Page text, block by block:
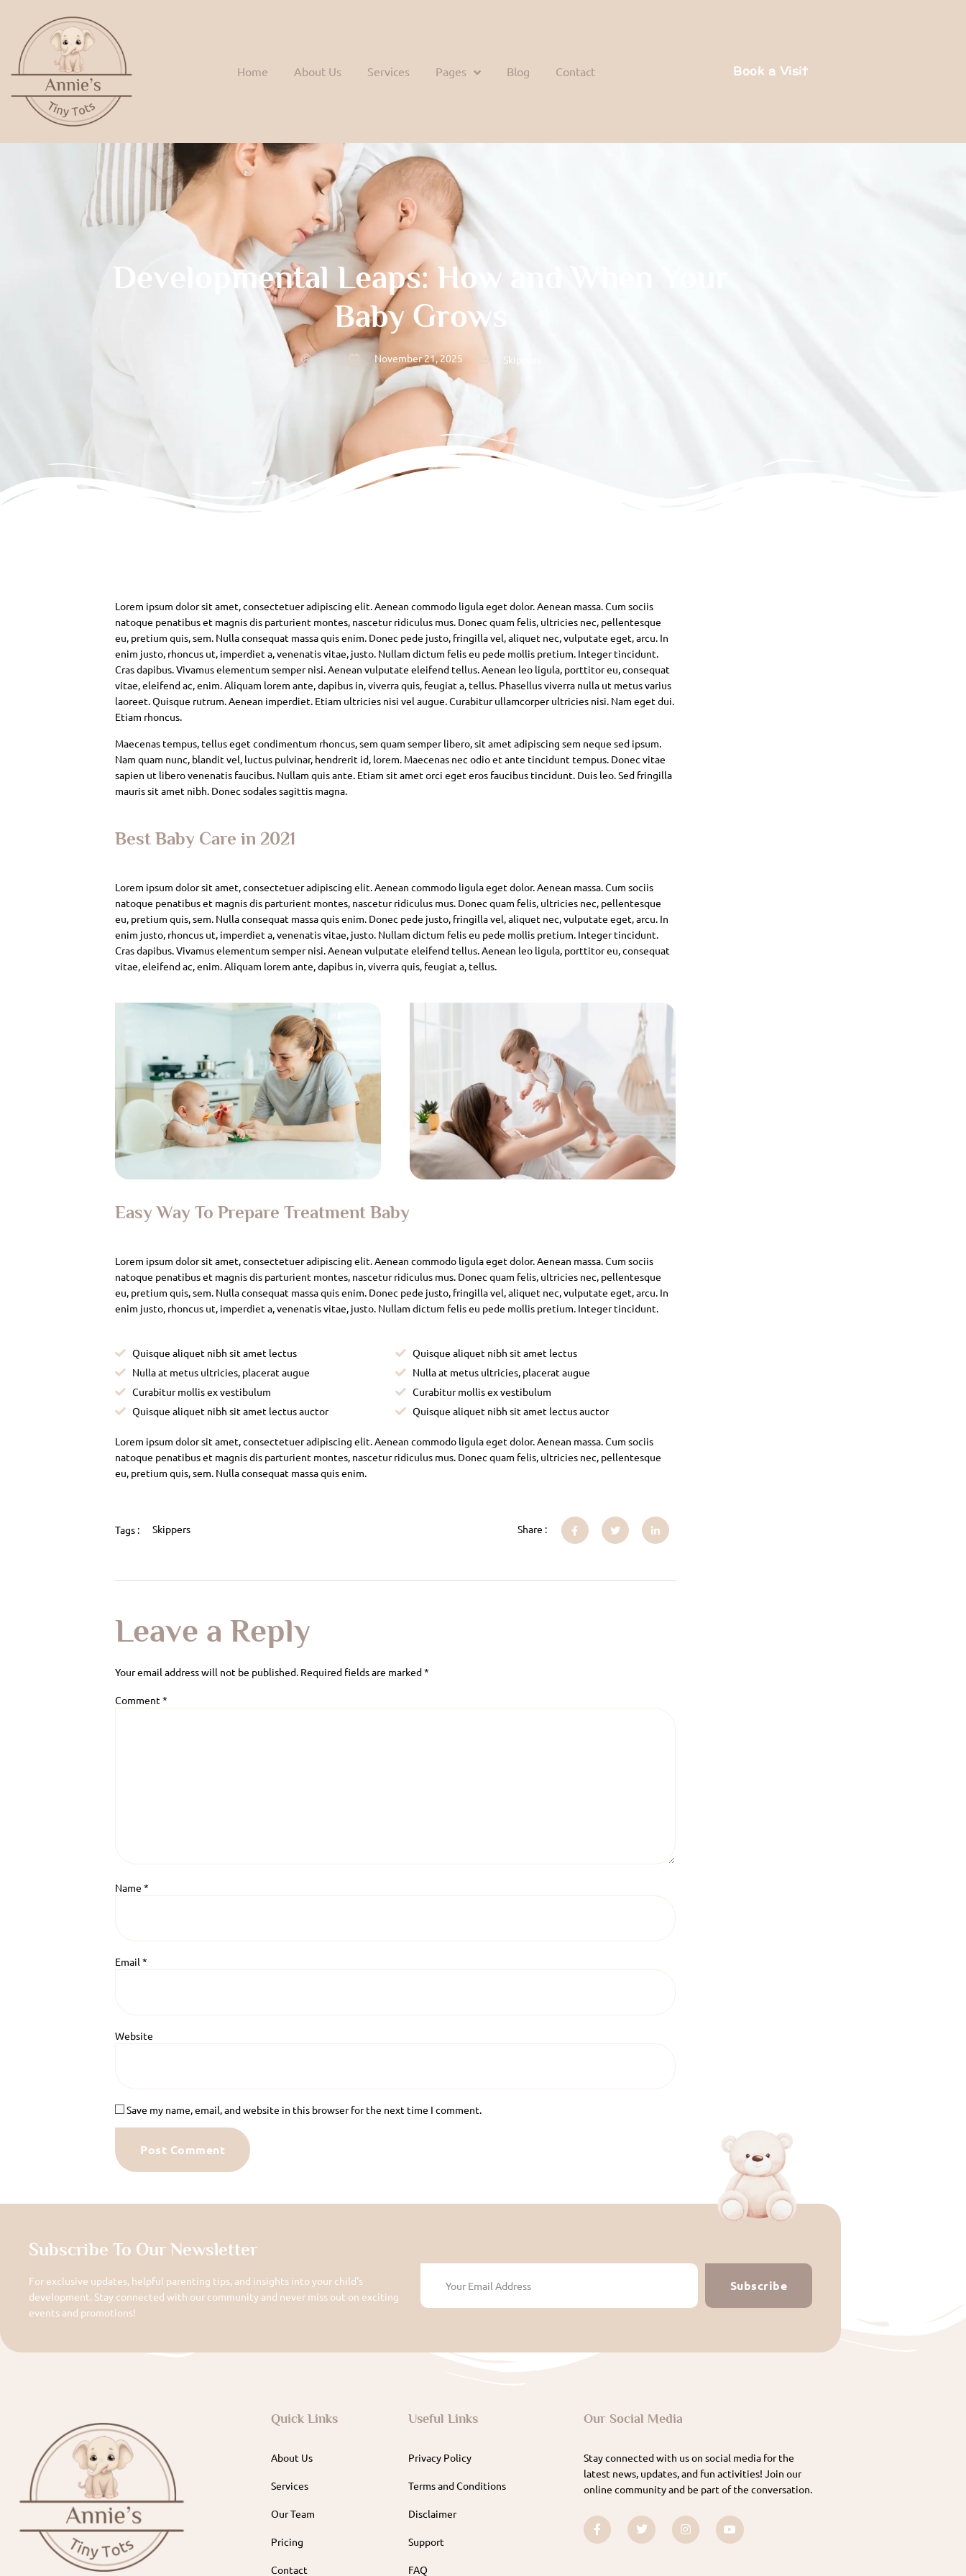
Home About Us Services Pages Blog Contact Book a Visit
Developmental Leaps: How and When Your
Baby Grows
November 21, 2025 Skippers
Lorem ipsum dolor sit amet, consectetuer adipiscing elit. Aenean commodo ligula eget dolor. Aenean massa. Cum sociis
natoque penatibus et magnis dis parturient montes, nascetur ridiculus mus. Donec quam felis, ultricies nec, pellentesque
eu, pretium quis, sem. Nulla consequat massa quis enim. Donec pede justo, fringilla vel, aliquet nec, vulputate eget, arcu. In
enim justo, rhoncus ut, imperdiet a, venenatis vitae, justo. Nullam dictum felis eu pede mollis pretium. Integer tincidunt.
Cras dapibus. Vivamus elementum semper nisi. Aenean vulputate eleifend tellus. Aenean leo ligula, porttitor eu, consequat
vitae, eleifend ac, enim. Aliquam lorem ante, dapibus in, viverra quis, feugiat a, tellus. Phasellus viverra nulla ut metus varius
laoreet. Quisque rutrum. Aenean imperdiet. Etiam ultricies nisi vel augue. Curabitur ullamcorper ultricies nisi. Nam eget dui.
Etiam rhoncus.
Maecenas tempus, tellus eget condimentum rhoncus, sem quam semper libero, sit amet adipiscing sem neque sed ipsum.
Nam quam nunc, blandit vel, luctus pulvinar, hendrerit id, lorem. Maecenas nec odio et ante tincidunt tempus. Donec vitae
sapien ut libero venenatis faucibus. Nullam quis ante. Etiam sit amet orci eget eros faucibus tincidunt. Duis leo. Sed fringilla
mauris sit amet nibh. Donec sodales sagittis magna.
Best Baby Care in 2021
Lorem ipsum dolor sit amet, consectetuer adipiscing elit. Aenean commodo ligula eget dolor. Aenean massa. Cum sociis
natoque penatibus et magnis dis parturient montes, nascetur ridiculus mus. Donec quam felis, ultricies nec, pellentesque
eu, pretium quis, sem. Nulla consequat massa quis enim. Donec pede justo, fringilla vel, aliquet nec, vulputate eget, arcu. In
enim justo, rhoncus ut, imperdiet a, venenatis vitae, justo. Nullam dictum felis eu pede mollis pretium. Integer tincidunt.
Cras dapibus. Vivamus elementum semper nisi. Aenean vulputate eleifend tellus. Aenean leo ligula, porttitor eu, consequat
vitae, eleifend ac, enim. Aliquam lorem ante, dapibus in, viverra quis, feugiat a, tellus.
Easy Way To Prepare Treatment Baby
Lorem ipsum dolor sit amet, consectetuer adipiscing elit. Aenean commodo ligula eget dolor. Aenean massa. Cum sociis
natoque penatibus et magnis dis parturient montes, nascetur ridiculus mus. Donec quam felis, ultricies nec, pellentesque
eu, pretium quis, sem. Nulla consequat massa quis enim. Donec pede justo, fringilla vel, aliquet nec, vulputate eget, arcu. In
enim justo, rhoncus ut, imperdiet a, venenatis vitae, justo. Nullam dictum felis eu pede mollis pretium. Integer tincidunt.
Quisque aliquet nibh sit amet lectus
Nulla at metus ultricies, placerat augue
Curabitur mollis ex vestibulum
Quisque aliquet nibh sit amet lectus auctor
Quisque aliquet nibh sit amet lectus
Nulla at metus ultricies, placerat augue
Curabitur mollis ex vestibulum
Quisque aliquet nibh sit amet lectus auctor
Lorem ipsum dolor sit amet, consectetuer adipiscing elit. Aenean commodo ligula eget dolor. Aenean massa. Cum sociis
natoque penatibus et magnis dis parturient montes, nascetur ridiculus mus. Donec quam felis, ultricies nec, pellentesque
eu, pretium quis, sem. Nulla consequat massa quis enim.
Tags : Skippers Share :
Leave a Reply
Your email address will not be published. Required fields are marked*
Comment*
Name *
Email *
Website
Save my name, email, and website in this browser for the next time I comment.
Subscribe To Our Newsletter
For exclusive updates, helpful parenting tips, and insights into your child's
development. Stay connected with our community and never miss out on exciting
events and promotions!
Subscribe
Quick Links
About Us
Services
Our Team
Pricing
Contact
Useful Links
Privacy Policy
Terms and Conditions
Disclaimer
Support
FAQ
Our Social Media
Stay connected with us on social media for the
latest news, updates, and fun activities! Join our
online community and be part of the conversation.